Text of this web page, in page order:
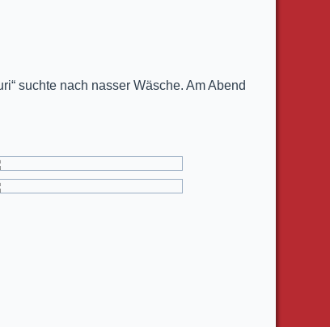
suchte nach nasser Wäsche. Am Abend